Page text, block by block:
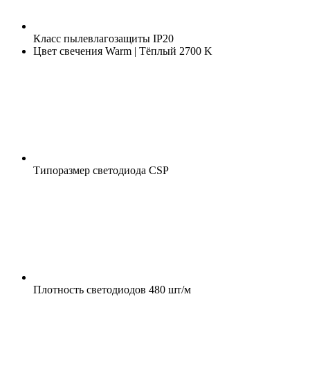
Класс пылевлагозащиты IP20
Цвет свечения Warm | Тёплый 2700 K
Типоразмер светодиода CSP
Плотность светодиодов 480 шт/м